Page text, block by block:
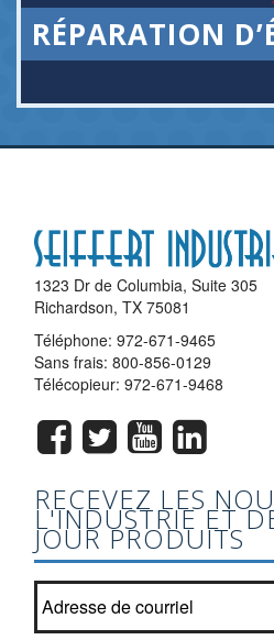
RÉPARATION
1323 Dr de Columbia, Suite 305
Richardson, TX 75081
Téléphone: 972-671-9465
Sans frais: 800-856-0129
Télécopieur: 972-671-9468
RECEVEZ LES
L'INDUSTRIE ET
JOUR PRODUITS
Joignez-vous à